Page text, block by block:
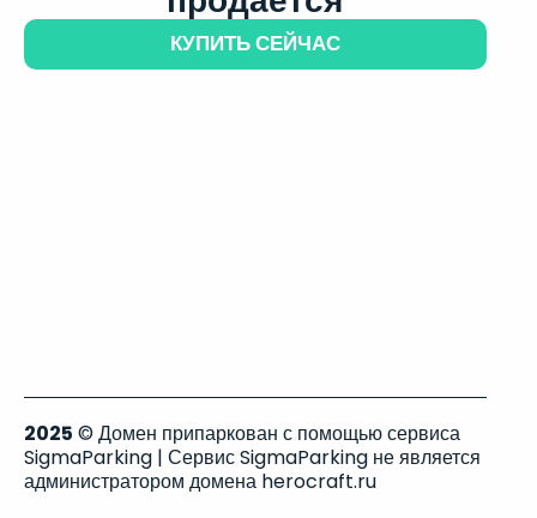
КУПИТЬ СЕЙЧАС
2025 © Домен припаркован с помощью сервиса
SigmaParking | Сервис SigmaParking не является
администратором домена herocraft.ru